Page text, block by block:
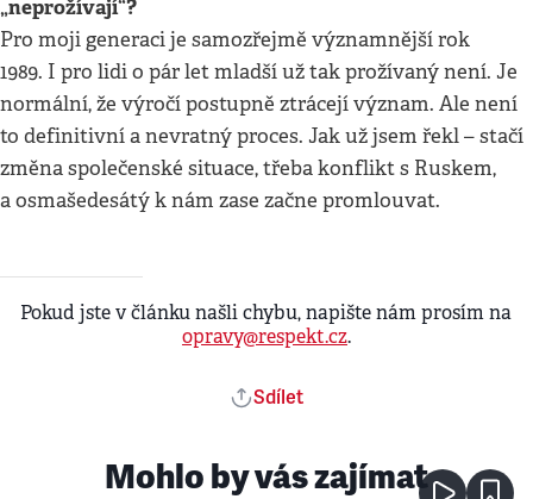
„neprožívají“?
Pro moji generaci je samozřejmě významnější rok
1989. I pro lidi o pár let mladší už tak prožívaný není. Je
normální, že výročí postupně ztrácejí význam. Ale není
to definitivní a nevratný proces. Jak už jsem řekl – stačí
změna společenské situace, třeba konflikt s Ruskem,
a osmašedesátý k nám zase začne promlouvat.
Pokud jste v článku našli chybu, napište nám prosím na
opravy@respekt.cz.
Sdílet
Mohlo by vás zajímat